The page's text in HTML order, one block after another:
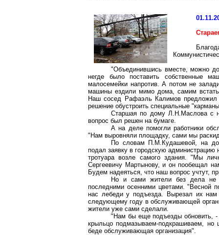
"Объединившись вместе, можно
негде было поставить собственные
малосемейки напротив. А потом не
машины ездили мимо дома, самим
Наш сосед Рафаэль Калимов предложил
решение обустроить специальные
Старшая по дому Л.Н.Маслова с
вопрос был решен на бумаге.
А на деле помогли работники
"Нам выровняли площадку, сами мы
По словам П.М.Кудашевой, на
подал заявку в городскую администрацию
тротуара возле самого здания. "Мы
Сергеевичу Мартынову, и он пообещал
Будем надеяться, что наш вопрос учтут,
Но и сами жители без дела не
последними осенними цветами. "Весной
нас лебеди у подъезда. Вырезал их
следующему году в обслуживающей
жители уже сами сделали.
"Нам бы еще подъезды обновить, -
крыльцо подмазываем-подкрашиваем, но
беде обслуживающая организация".